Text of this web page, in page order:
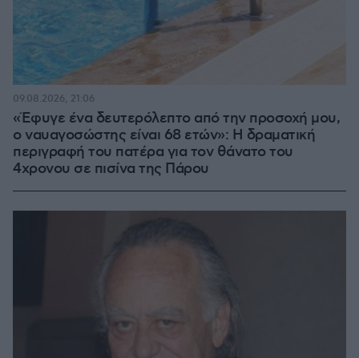
«Έφυγε ένα δευτερόλεπτο από την προσοχή μου,
ο ναυαγοσώστης είναι 68 ετών»: Η δραματική
περιγραφή του πατέρα για τον θάνατο του
4χρονου σε πισίνα της Πάρου
09.08.2026, 21:06